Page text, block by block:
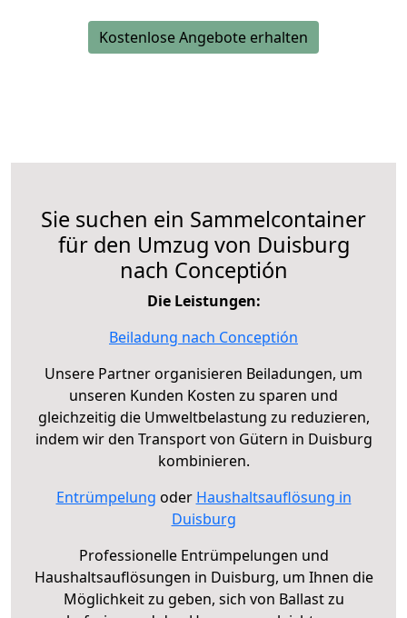
Kostenlose Angebote erhalten
Sie suchen ein Sammelcontainer
für den Umzug von Duisburg
nach Conceptión
Die Leistungen:
Beiladung nach Conceptión
Unsere Partner organisieren Beiladungen, um
unseren Kunden Kosten zu sparen und
gleichzeitig die Umweltbelastung zu reduzieren,
indem wir den Transport von Gütern in Duisburg
kombinieren.
Entrümpelung oder Haushaltsauflösung in
Duisburg
Professionelle Entrümpelungen und
Haushaltsauflösungen in Duisburg, um Ihnen die
Möglichkeit zu geben, sich von Ballast zu